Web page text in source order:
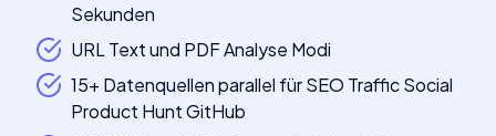
Sekunden
URL Text und PDF Analyse Modi
15+ Datenquellen parallel für SEO Traffic Social
Product Hunt GitHub